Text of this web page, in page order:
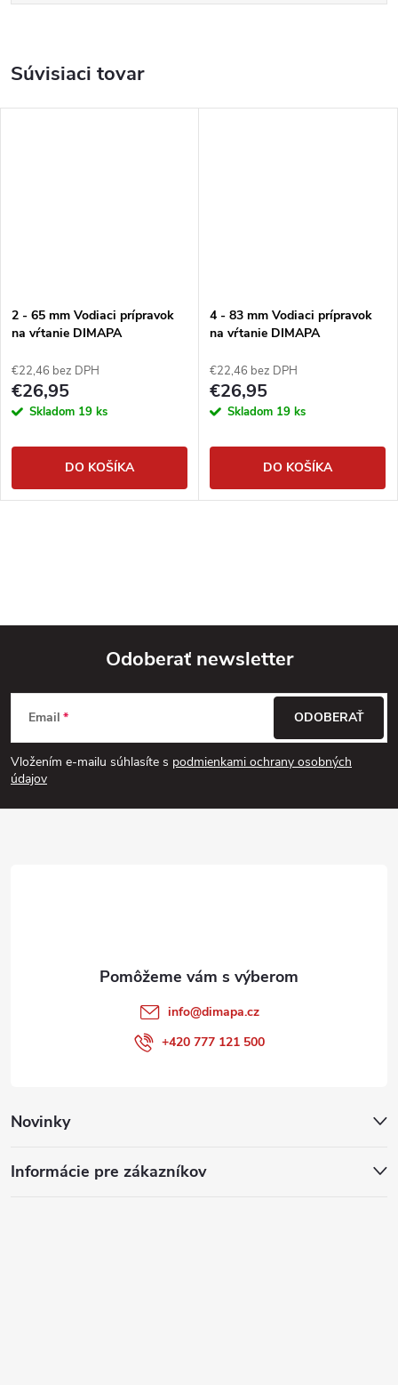
Súvisiaci tovar
2 - 65 mm Vodiaci prípravok
na vŕtanie DIMAPA
€22,46 bez DPH
€26,95
Skladom 19 ks
DO KOŠÍKA
4 - 83 mm Vodiaci prípravok
na vŕtanie DIMAPA
€22,46 bez DPH
€26,95
Skladom 19 ks
DO KOŠÍKA
Z
á
p
Odoberať newsletter
Email
Vložením e-mailu súhlasíte s podmienkami ochrany osobných
údajov
ODOBERAŤ
Novinky
Informácie pre zákazníkov
info@dimapa.cz
+420 777 121 500